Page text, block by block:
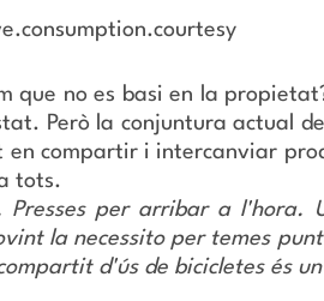
que no es basi en la
Però la conjuntura actual
en compartir i intercanviar
tots.
Presses per arribar a l'hora.
la necessito per temes
d'ús de bicicletes és